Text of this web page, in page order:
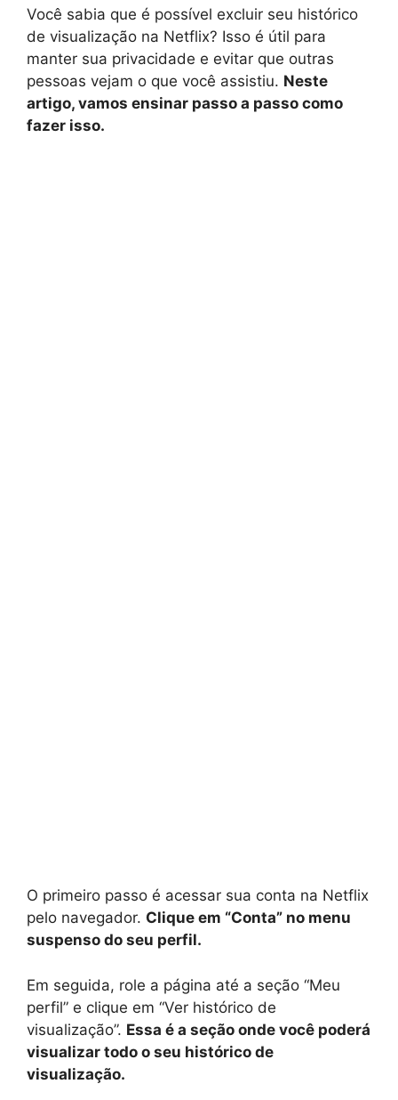
Você sabia que é possível excluir seu histórico
de visualização na Netflix? Isso é útil para
manter sua privacidade e evitar que outras
pessoas vejam o que você assistiu. Neste
artigo, vamos ensinar passo a passo como
fazer isso.
O primeiro passo é acessar sua conta na Netflix
pelo navegador. Clique em “Conta” no menu
suspenso do seu perfil.
Em seguida, role a página até a seção “Meu
perfil” e clique em “Ver histórico de
visualização”. Essa é a seção onde você poderá
visualizar todo o seu histórico de
visualização.